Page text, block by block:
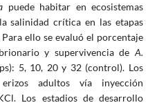
puede habitar en ecosistemas
salinidad crítica en las etapas
ello se evaluó el porcentaje
y supervivencia de A.
5, 10, 20 y 32 (control). Los
adultos vía inyección
Los estadios de desarrollo